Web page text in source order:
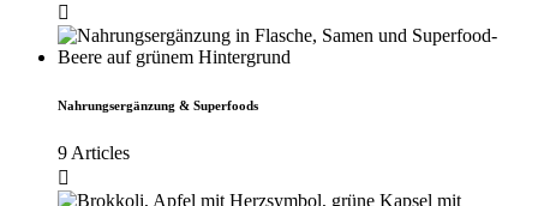
Nahrungsergänzung & Superfoods
9 Articles